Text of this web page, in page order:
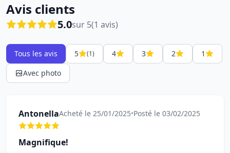
Avis clients
5.0sur 5(1 avis)
Tous les avis 5 (1) 4 3 2
1
Avec photo
AntonellaAcheté le 25/01/2025•Posté le 03/02/2025
Magnifique!